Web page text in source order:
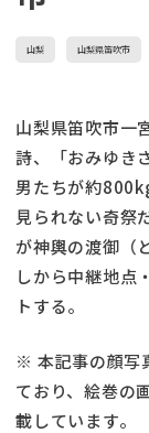
山梨 山梨県笛吹市
山梨県笛吹市一
詩、「おみゆき
男たちが約
見られない奇祭
が神輿の渡御（
しから中継地点
トする。
※ 本記事の顔写
ており、絵巻の
載しています。